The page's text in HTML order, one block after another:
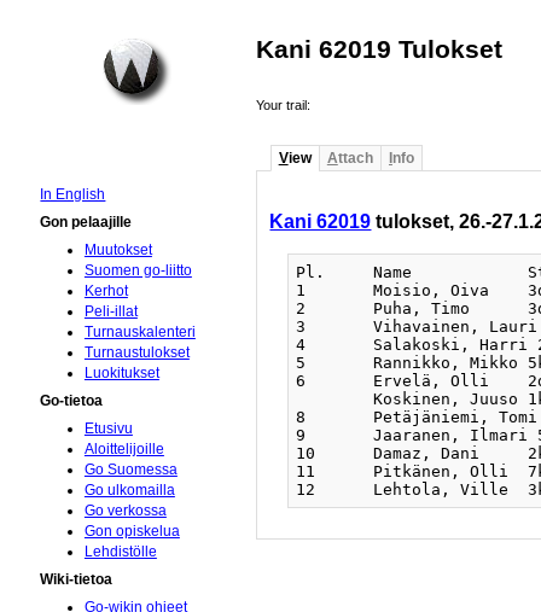
Kani 62019 Tulokset
Your trail:
View Attach Info
Kani 62019 tulokset, 26.-
Pl.	Name	        Str	Cl.	MMS	1	2	3	4	5	Pt	SOS	SOSOS
1	Moisio, Oiva	3d	Kanpai	5	10+	9+	2+	3+	4+	5	14	68
2	Puha, Timo	3d	Kanpai	4	8+	6+	1-	7+	3+	4	15	62
3	Vihavainen, Lauri 2k	YliGo	3	5+	4+	11+	1-	2-	3	16	61
4	Salakoski, Harri 2d	Kanpai	3	12+	3-	9+	8+	1-	3	12	70
5	Rannikko, Mikko	5k	HGK	3	3-	10+	8-	11+	9+	3	10	66
6	Ervelä, Olli	2d	Kanpai	2½	--	2-	7-	12+	8+	2	8½	49½
	Koskinen, Juuso	1k	Kanpai	2½	--	8-	6+	2-	12+	2	8½	49½
8	Petäjäniemi, Tomi 1k	Tampere	2	2-	7+	5+	4-	6-	2	15	54
9	Jaaranen, Ilmari 5k	Tengen	2	11+	1-	4-	10+	5-	2	14	57
10	Damaz, Dani	2k	06Pe	2	1-	5-	12+	9-	11+	2	11	59
11	Pitkänen, Olli	7k	Tengen	1	9-	12+	3-	5-	10-	1	10	62
In English
Gon pelaajille
Muutokset
Suomen go-liitto
Kerhot
Peli-illat
Turnauskalenteri
Turnaustulokset
Luokitukset
Go-tietoa
Etusivu
Aloittelijoille
Go Suomessa
Go ulkomailla
Go verkossa
Gon opiskelua
Lehdistölle
Wiki-tietoa
Go-wikin ohjeet